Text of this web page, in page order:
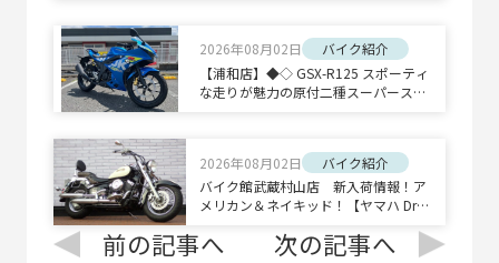
2026年08月02日
バイク紹介
【浦和店】◆◇ GSX-R125 スポーティ
な走りが魅力の原付二種スーパースポ
2026年08月02日
バイク紹介
バイク館武蔵村山店 新入荷情報！ア
メリカン＆ネイキッド！【ヤマハ Drag
R BOLD'OR】
前の記事へ 次の記事へ